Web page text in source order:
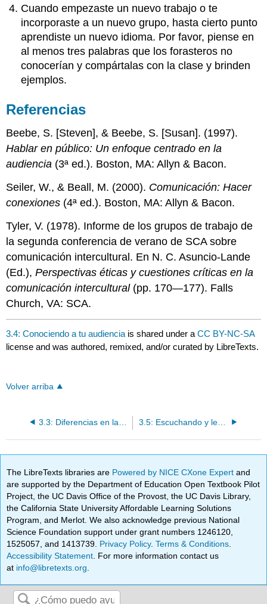
Cuando empezaste un nuevo trabajo o te
incorporaste a un nuevo grupo, hasta cierto punto
aprendiste un nuevo idioma. Por favor, piense en
al menos tres palabras que los forasteros no
conocerían y compártalas con la clase y brinden
ejemplos.
Referencias
Beebe, S. [Steven], & Beebe, S. [Susan]. (1997).
Hablar en público: Un enfoque centrado en la
audiencia (3ª ed.). Boston, MA: Allyn & Bacon.
Seiler, W., & Beall, M. (2000). Comunicación: Hacer
conexiones (4ª ed.). Boston, MA: Allyn & Bacon.
Tyler, V. (1978). Informe de los grupos de trabajo de
la segunda conferencia de verano de SCA sobre
comunicación intercultural. En N. C. Asuncio-Lande
(Ed.),Perspectivas éticas y cuestiones críticas en la
comunicación intercultural(pp. 170—177). Falls
Church, VA: SCA.
3.4: Conociendo a tu audiencia is shared under aCC BY-NC-SA
license and was authored, remixed, and/or curated by LibreTexts.
Volver arriba
3.5: Escuchando y leyendo para entender
The LibreTexts libraries are Powered by NICE CXone Expertand
are supported by the Department of Education Open Textbook Pilot
Project, the UC Davis Office of the Provost, the UC Davis Library,
the California State University Affordable Learning Solutions
Program, and Merlot. We also acknowledge previous National
Science Foundation support under grant numbers 1246120,
1525057, and 1413739. Privacy Policy.Terms & Conditions
Accessibility Statement . For more information contact us
at info@libretexts.org